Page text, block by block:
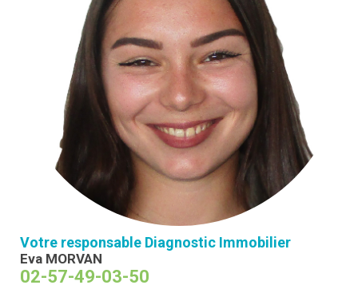
Votre responsable Diagnostic Immobilier
Eva MORVAN
02-57-49-03-50